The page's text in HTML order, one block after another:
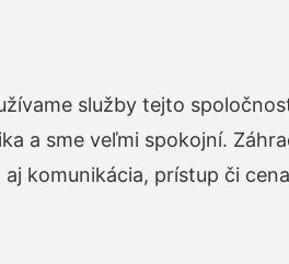
služby tejto
a sme veľmi spokojní.
komunikácia, prístup či